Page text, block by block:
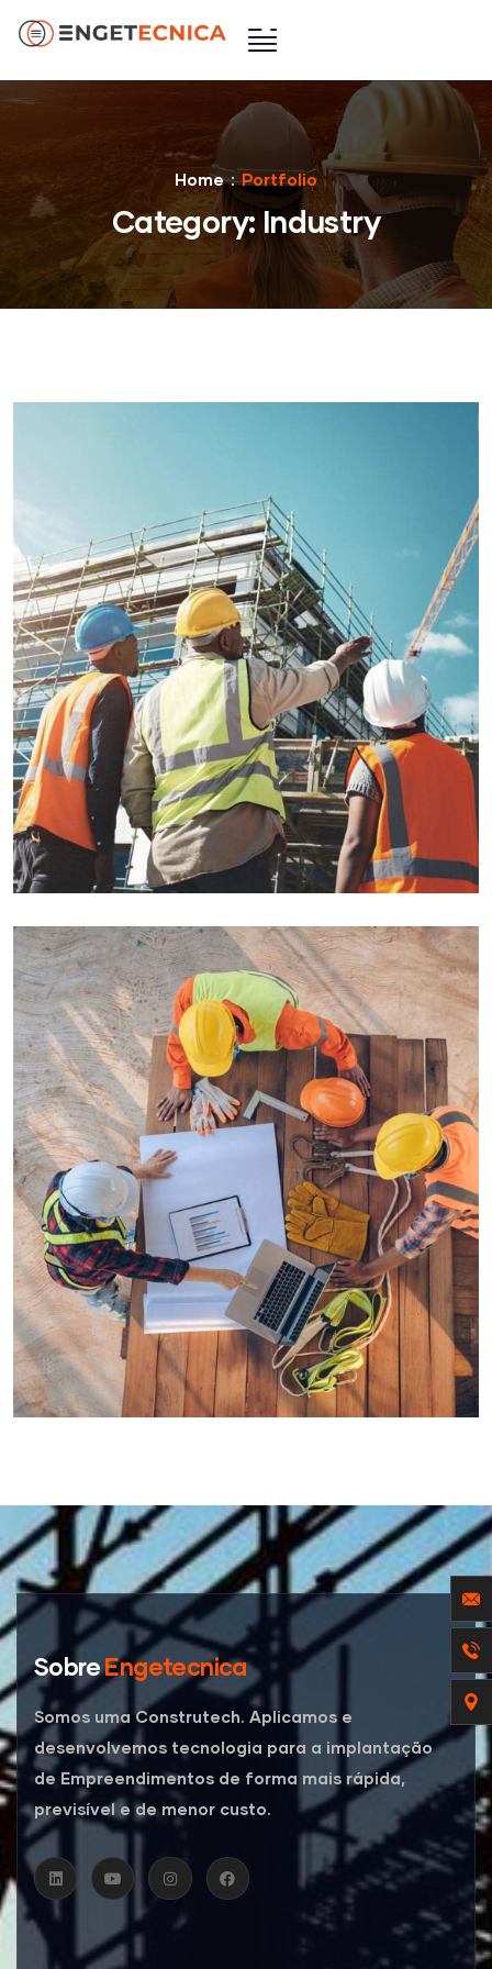
Home Portfolio
Category:Industry
INDUSTRY
Welding Processing
INDUSTRY
Power energies
SobreEngetecnica
Somos uma Construtech. Aplicamos e
desenvolvemos tecnologia para a implantação
de Empreendimentos de forma mais rápida,
previsível e de menor custo.